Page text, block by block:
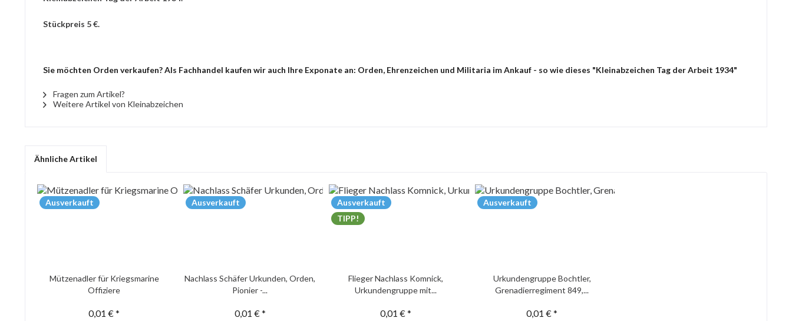
Stückpreis 5 €.
Sie möchten Orden verkaufen? Als Fachhandel kaufen wir auch Ihre Exponate an: Orden, Ehrenzeichen und Militaria im Ankauf - so wie dieses "Kleinabzeichen Tag der Arbeit 1934"
Fragen zum Artikel?
Weitere Artikel von Kleinabzeichen
Ähnliche Artikel
Ausverkauft
Mützenadler für Kriegsmarine
Offiziere
0,01 € *
Ausverkauft
Nachlass Schäfer Urkunden, Orden,
Pionier -...
0,01 € *
Ausverkauft
TIPP!
Flieger Nachlass Komnick,
Urkundengruppe mit...
0,01 € *
Ausverkauft
Urkundengruppe Bochtler,
Grenadierregiment 849,...
0,01 € *